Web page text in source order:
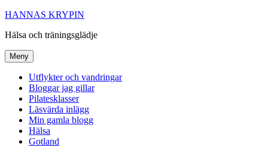
Hoppa
innehåll
HANNAS KRYPIN
Hälsa och träningsglädje
Meny
Utflykter och vandringar
Bloggar jag gillar
Pilatesklasser
Läsvärda inlägg
Min gamla blogg
Hälsa
Gotland